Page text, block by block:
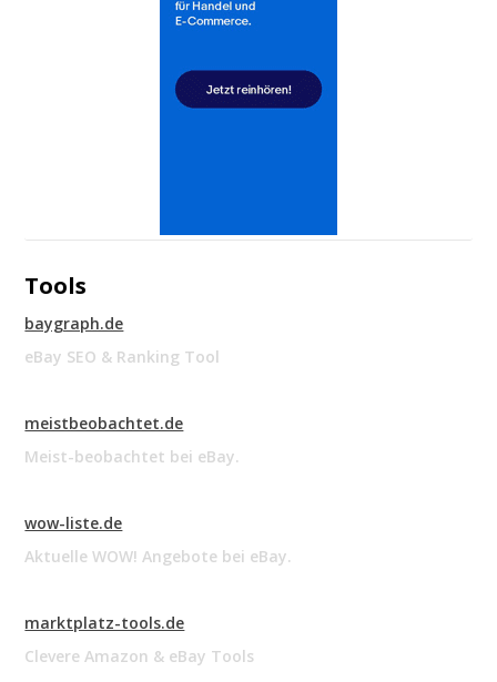
Tools
baygraph.de
eBay SEO & Ranking Tool
meistbeobachtet.de
Meist-beobachtet bei eBay.
wow-liste.de
Aktuelle WOW! Angebote bei eBay.
marktplatz-tools.de
Clevere Amazon & eBay Tools